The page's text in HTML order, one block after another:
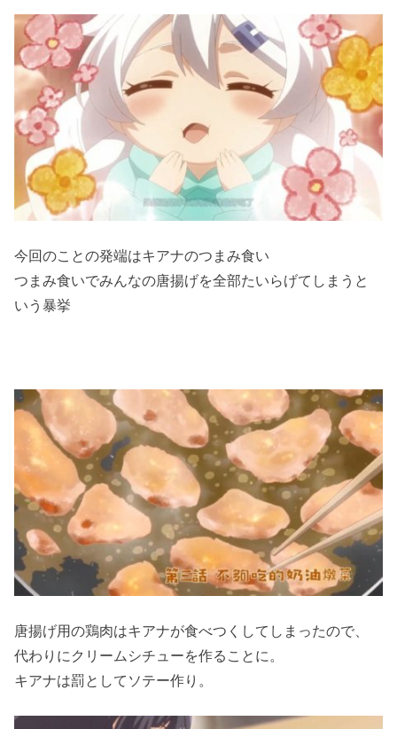
今回のことの発端はキアナのつまみ食い
つまみ食いでみんなの唐揚げを全部たいらげてしまうと
いう暴挙
唐揚げ用の鶏肉はキアナが食べつくしてしまったので、
代わりにクリームシチューを作ることに。
キアナは罰としてソテー作り。